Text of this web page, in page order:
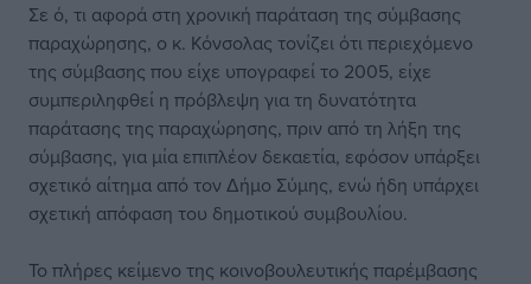
Σε ό, τι αφορά στη χρονική παράταση της σύμβασης
παραχώρησης, ο κ. Κόνσολας τονίζει ότι περιεχόμενο
της σύμβασης που είχε υπογραφεί το 2005, είχε
συμπεριληφθεί η πρόβλεψη για τη δυνατότητα
παράτασης της παραχώρησης, πριν από τη λήξη της
σύμβασης, για μία επιπλέον δεκαετία, εφόσον υπάρξει
σχετικό αίτημα από τον Δήμο Σύμης, ενώ ήδη υπάρχει
σχετική απόφαση του δημοτικού συμβουλίου.
Το πλήρες κείμενο της κοινοβουλευτικής παρέμβασης